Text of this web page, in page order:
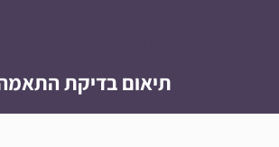
תיאום בדיקת